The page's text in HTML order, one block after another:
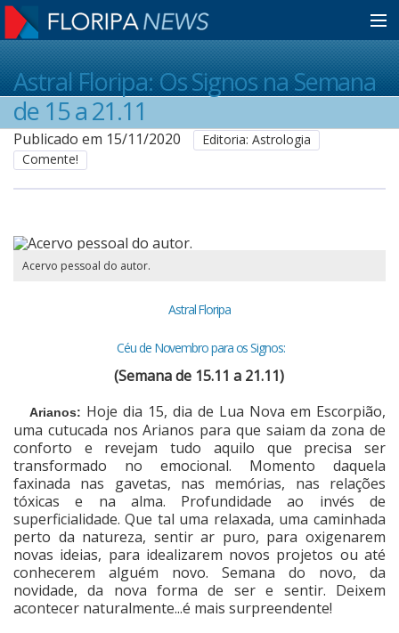
Home
Notícias
Colunistas
Classificados
Cinema
Agenda Cultural
Anuncie
Fale Conosco
Astral Floripa: Os Signos na Semana
de 15 a 21.11
Publicado em 15/11/2020
Editoria: Astrologia
Comente!
Acervo pessoal do autor.
Astral Floripa
Céu de Novembro para os Signos:
(Semana de 15.11 a 21.11)
Arianos: Hoje dia 15, dia de Lua Nova em Escorpião,
uma cutucada nos Arianos para que saiam da zona de
conforto e revejam tudo aquilo que precisa ser
transformado no emocional. Momento daquela
faxinada nas gavetas, nas memórias, nas relações
tóxicas e na alma. Profundidade ao invés de
superficialidade. Que tal uma relaxada, uma caminhada
perto da natureza, sentir ar puro, para oxigenarem
novas ideias, para idealizarem novos projetos ou até
conhecerem alguém novo. Semana do novo, da
novidade, da nova forma de ser e sentir. Deixem
acontecer naturalmente...é mais surpreendente!